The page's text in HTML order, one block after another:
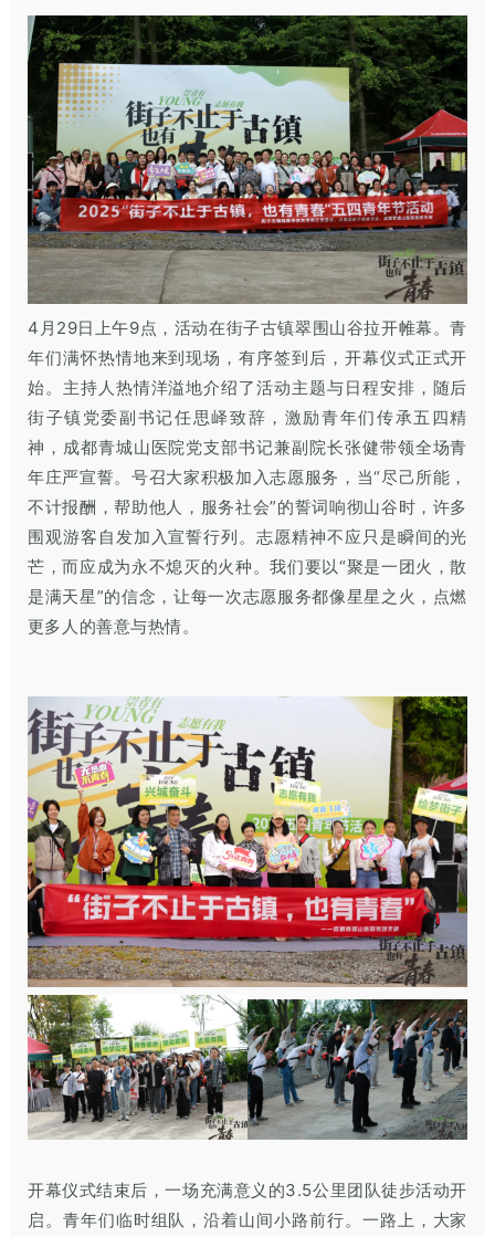
4月29日上午9点，活动在街子古镇翠围山谷拉开帷幕。青
年们满怀热情地来到现场，有序签到后，开幕仪式正式开
始。主持人热情洋溢地介绍了活动主题与日程安排，随后
街子镇党委副书记任思峄致辞，激励青年们传承五四精
神，成都青城山医院党支部书记兼副院长张健带领全场青
年庄严宣誓。号召大家积极加入志愿服务，当“尽己所能，
不计报酬，帮助他人，服务社会”的誓词响彻山谷时，许多
围观游客自发加入宣誓行列。志愿精神不应只是瞬间的光
芒，而应成为永不熄灭的火种。我们要以“聚是一团火，散
是满天星”的信念，让每一次志愿服务都像星星之火，点燃
更多人的善意与热情。
开幕仪式结束后，一场充满意义的3.5公里团队徒步活动开
启。青年们临时组队，沿着山间小路前行。一路上，大家